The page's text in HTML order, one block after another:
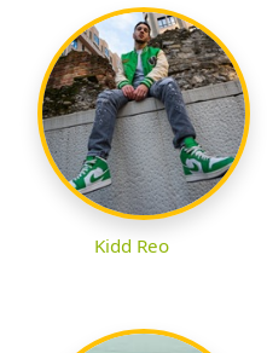
Kidd Reo